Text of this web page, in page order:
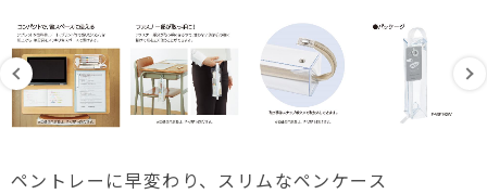
ペントレーに早変わり、スリムなペンケース